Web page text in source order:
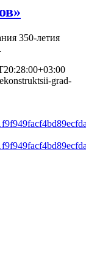
350-летия
grad-